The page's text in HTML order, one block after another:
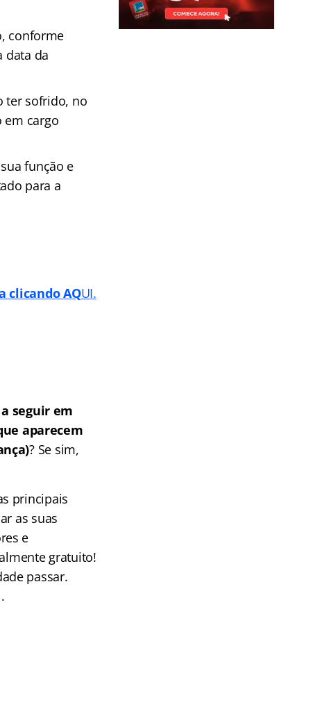
conforme
data da
ter sofrido, no
em cargo
função e
para a
clicando AQUI.
seguir em
aparecem
? Se sim,
principais
as suas
e
gratuito!
passar.